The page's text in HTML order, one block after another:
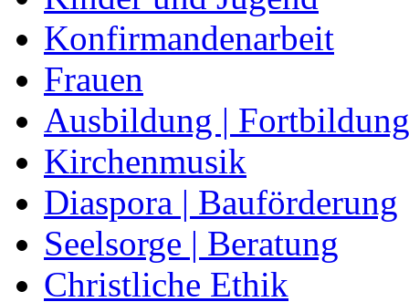
Konfirmandenarbeit
Frauen
Ausbildung | Fortbildung
Kirchenmusik
Diaspora | Bauförderung
Seelsorge | Beratung
Christliche Ethik